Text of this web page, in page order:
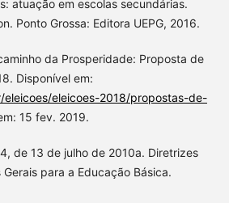
atuação em escolas secundárias.
Ponto Grossa: Editora UEPG, 2016.
da Prosperidade: Proposta de
Disponível em:
eleicoes-2018/propostas-de-
15 fev. 2019.
4, de 13 de julho de 2010a. Diretrizes
para a Educação Básica.